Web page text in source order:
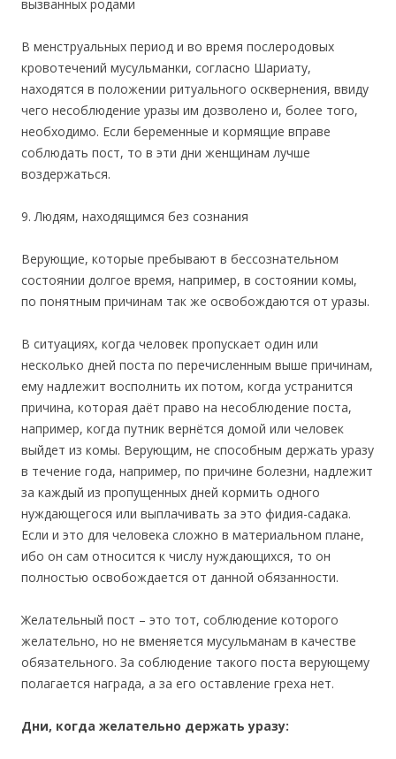
вызванных родами
В менструальных период и во время послеродовых
кровотечений мусульманки, согласно Шариату,
находятся в положении ритуального осквернения, ввиду
чего несоблюдение уразы им дозволено и, более того,
необходимо. Если беременные и кормящие вправе
соблюдать пост, то в эти дни женщинам лучше
воздержаться.
9. Людям, находящимся без сознания
Верующие, которые пребывают в бессознательном
состоянии долгое время, например, в состоянии комы,
по понятным причинам так же освобождаются от уразы.
В ситуациях, когда человек пропускает один или
несколько дней поста по перечисленным выше причинам,
ему надлежит восполнить их потом, когда устранится
причина, которая даёт право на несоблюдение поста,
например, когда путник вернётся домой или человек
выйдет из комы. Верующим, не способным держать уразу
в течение года, например, по причине болезни, надлежит
за каждый из пропущенных дней кормить одного
нуждающегося или выплачивать за это фидия-садака.
Если и это для человека сложно в материальном плане,
ибо он сам относится к числу нуждающихся, то он
полностью освобождается от данной обязанности.
Желательный пост – это тот, соблюдение которого
желательно, но не вменяется мусульманам в качестве
обязательного. За соблюдение такого поста верующему
полагается награда, а за его оставление греха нет.
Дни, когда желательно держать уразу: